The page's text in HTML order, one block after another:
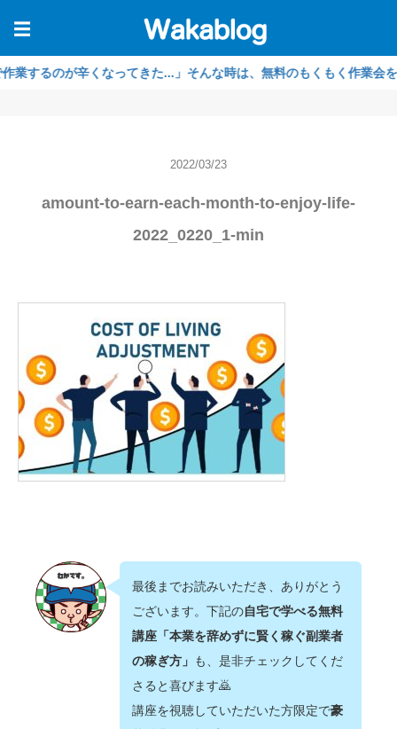
☰
辛くなってきた...」そんな時は、無料のもくもく作業会をご利用
2022/03/23
amount-to-earn-each-month-to-enjoy-life-
2022_0220_1-min
最後までお読みいただき、ありがとう
ございます。下記の自宅で学べる無料
講座「本業を辞めずに賢く稼ぐ副業者
の稼ぎ方」 も、是非チェックしてくだ
さると喜びます🙇‍
講座を視聴していただいた方限定で豪